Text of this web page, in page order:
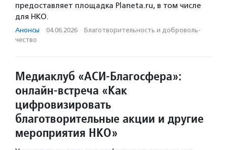
предоставляет площадка Planeta.ru, в том числе
для НКО.
Анонсы · 04.06.2026 · Благотвори­тель­ность и доброволь­
чест­во
Медиаклуб «АСИ-Благосфера»:
онлайн-встреча «Как
цифровизировать
благотворительные акции и другие
мероприятия НКО»